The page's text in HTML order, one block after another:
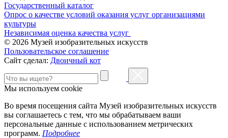
Государственный каталог
Опрос о качестве условий оказания услуг организациями
культуры
Независимая оценка качества услуг
© 2026 Музей изобразительных искусств
Пользовательское соглашение
Сайт сделал: Двоичный кот
Мы используем cookie
Во время посещения сайта Музей изобразительных искусств
вы соглашаетесь с тем, что мы обрабатываем ваши
персональные данные с использованием метрических
программ. Подробнее